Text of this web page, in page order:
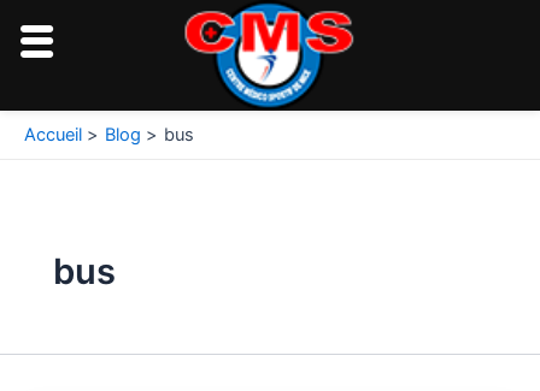
Accueil Blog bus
bus